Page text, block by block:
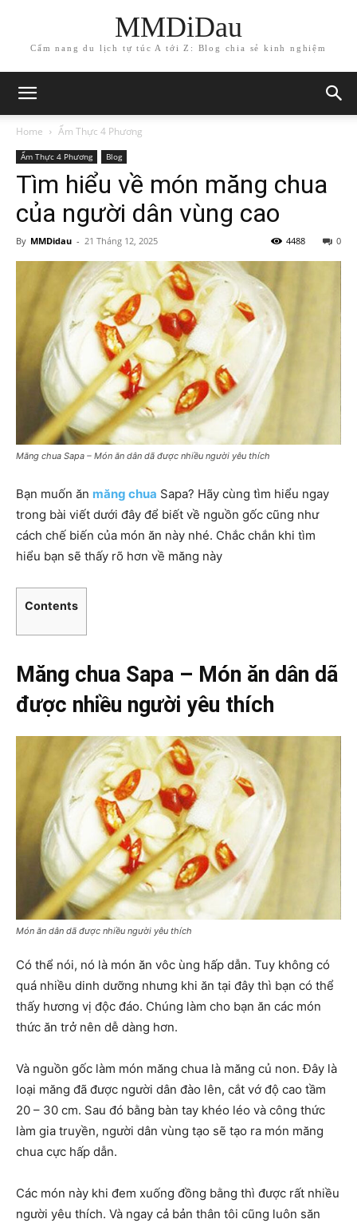
MMDiDau
Cẩm nang du lịch tự túc A tới Z: Blog chia sẻ kinh nghiệm
Home Ẩm Thực 4 Phương
Ẩm Thực 4 Phương Blog
Tìm hiểu về món măng chua
của người dân vùng cao
By MMDidau - 21 Tháng 12, 2025 0
4488
Măng chua Sapa – Món ăn dân dã được nhiều người yêu thích
Bạn muốn ăn măng chua Sapa? Hãy cùng tìm hiểu ngay
trong bài viết dưới đây để biết về nguồn gốc cũng như
cách chế biến của món ăn này nhé. Chắc chắn khi tìm
hiểu bạn sẽ thấy rõ hơn về măng này
Contents
Măng chua Sapa – Món ăn dân dã
được nhiều người yêu thích
Món ăn dân dã được nhiều người yêu thích
Có thể nói, nó là món ăn vôc ùng hấp dẫn. Tuy không có
quá nhiều dinh dưỡng nhưng khi ăn tại đây thì bạn có thể
thấy hương vị độc đáo. Chúng làm cho bạn ăn các món
thức ăn trở nên dễ dàng hơn.
Và nguồn gốc làm món măng chua là măng củ non. Đây là
loại măng đã được người dân đào lên, cắt vớ độ cao tầm
20 – 30 cm. Sau đó bằng bàn tay khéo léo và công thức
làm gia truyền, người dân vùng tạo sẽ tạo ra món măng
chua cực hấp dẫn.
Các món này khi đem xuống đồng bằng thì được rất nhiều
người yêu thích. Và ngay cả bản thân tôi cũng luôn săn